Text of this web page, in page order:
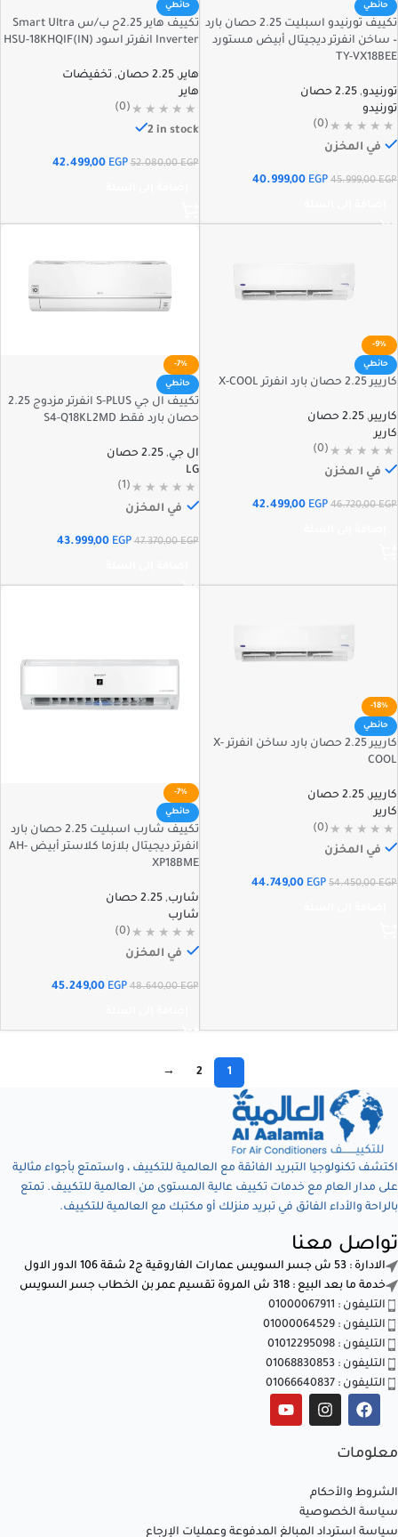
حائطي
تكييف تورنيدو اسبليت 2.25 حصان بارد
– ساخن انفرتر ديجيتال أبيض مستورد
TY-VX18BEE
تورنيدو, 2.25 حصان
تورنيدو
(0)
في المخزن
45.999,00EGP
40.999,00 EGP
حائطي
تكييف هاير 2.25ح ب/س Smart Ultra
Inverter انفرتر اسود HSU-18KHQIF(IN)
هاير, 2.25 حصان , تخفيضات
هاير
(0)
2 in stock
52.080,00EGP
42.499,00 EGP
-9%
حائطي
كاريير 2.25 حصان بارد انفرتر X-COOL
كاريير, 2.25 حصان
كارير
(0)
في المخزن
46.720,00EGP
42.499,00 EGP
-7%
حائطي
تكييف ال جي S-PLUS انفرتر مزدوج 2.25
حصان بارد فقط S4-Q18KL2MD
ال جي, 2.25 حصان
LG
(1)
في المخزن
47.370,00EGP
43.999,00 EGP
-18%
حائطي
كاريير 2.25 حصان بارد ساخن انفرتر X-
COOL
كاريير, 2.25 حصان
كارير
(0)
في المخزن
54.450,00EGP
44.749,00 EGP
-7%
حائطي
تكييف شارب اسبليت 2.25 حصان بارد
انفرتر ديجيتال بلازما كلاستر أبيض AH-
XP18BME
شارب, 2.25 حصان
شارب
(0)
في المخزن
48.640,00EGP
45.249,00 EGP
1
2
→
اكتشف تكنولوجيا التبريد الفائقة مع العالمية للتكييف ، واستمتع بأجواء مثالية
على مدار العام مع خدمات تكييف عالية المستوى من العالمية للتكييف. تمتع
بالراحة والأداء الفائق في تبريد منزلك أو مكتبك مع العالمية للتكييف.
تواصل معنا
الادارة : 53 ش جسر السويس عمارات الفاروقية ج2 شقة 106 الدور الاول
خدمة ما بعد البيع : 318 ش المروة تقسيم عمر بن الخطاب جسر السويس
التليفون : 01000067911
التليفون : 01000064529
التليفون : 01012295098
التليفون : 01068830853
التليفون : 01066640837
معلومات
الشروط والأحكام
سياسة الخصوصية
سياسة استرداد المبالغ المدفوعة وعمليات الإرجاع